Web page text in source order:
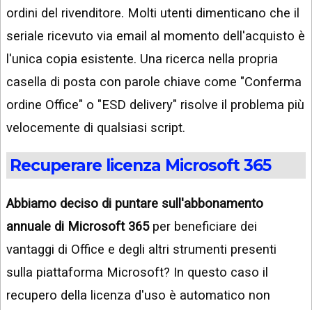
ordini del rivenditore. Molti utenti dimenticano che il
seriale ricevuto via email al momento dell'acquisto è
l'unica copia esistente. Una ricerca nella propria
casella di posta con parole chiave come "Conferma
ordine Office" o "ESD delivery" risolve il problema più
velocemente di qualsiasi script.
Recuperare licenza Microsoft 365
Abbiamo deciso di puntare sull'abbonamento
annuale di Microsoft 365per beneficiare dei
vantaggi di Office e degli altri strumenti presenti
sulla piattaforma Microsoft? In questo caso il
recupero della licenza d'uso è automatico non